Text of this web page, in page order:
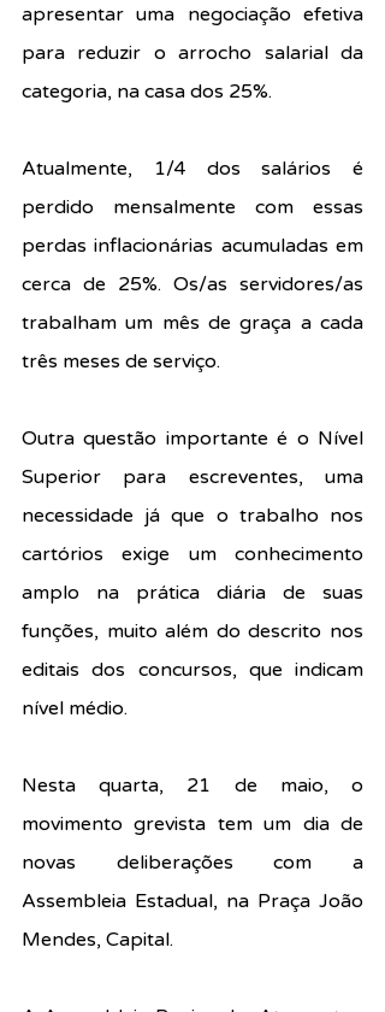
apresentar uma negociação efetiva
para reduzir o arrocho salarial da
categoria, na casa dos 25%.
Atualmente, 1/4 dos salários é
perdido mensalmente com essas
perdas inflacionárias acumuladas em
cerca de 25%. Os/as servidores/as
trabalham um mês de graça a cada
três meses de serviço.
Outra questão importante é o Nível
Superior para escreventes, uma
necessidade já que o trabalho nos
cartórios exige um conhecimento
amplo na prática diária de suas
funções, muito além do descrito nos
editais dos concursos, que indicam
nível médio.
Nesta quarta, 21 de maio, o
movimento grevista tem um dia de
novas deliberações com a
Assembleia Estadual, na Praça João
Mendes, Capital.